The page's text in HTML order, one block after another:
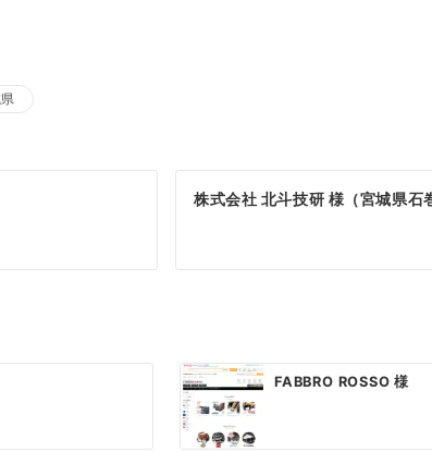
株式会社 北斗技研 様（宮城県石
FABBRO ROSSO 様